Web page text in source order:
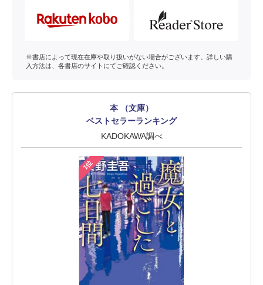
※書店によって現在在庫や取り扱いがない場合がございます。詳しい購
入方法は、各書店のサイトにてご確認ください。
本 （文庫）
ベストセラーランキング
KADOKAWA調べ
1位